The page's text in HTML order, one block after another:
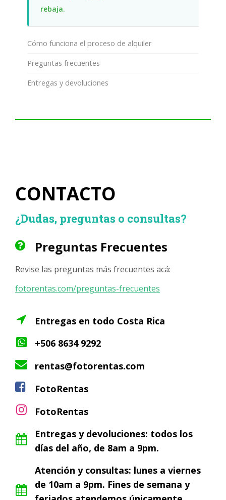
rebaja.
Cómo funciona el proceso de alquiler
Preguntas frecuentes
Entregas y devoluciones
CONTACTO
¿Dudas, preguntas o consultas?
Preguntas Frecuentes
Revise las preguntas más frecuentes acá:
fotorentas.com/preguntas-frecuentes
Entregas en todo Costa Rica
+506 8634 9292
rentas@fotorentas.com
FotoRentas
FotoRentas
Entregas y devoluciones: todos los
días del año, de 8am a 9pm.
Atención y consultas: lunes a viernes
de 10am a 9pm. Fines de semana y